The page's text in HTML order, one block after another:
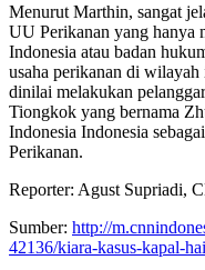
Menurut Marthin, sangat
UU Perikanan yang hanya
Indonesia atau badan
usaha perikanan di
dinilai melakukan
Tiongkok yang bernama
Indonesia Indonesia
Perikanan.
Reporter: Agust Supriadi,
Sumber: http://
42136/kiara-kasus-kapal-